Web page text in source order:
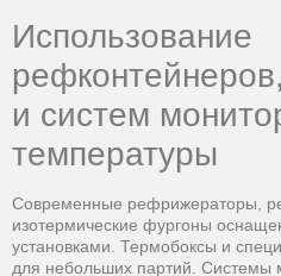
Использование
и систем
температуры
Современные рефрижераторы,
изотермические фургоны
установками. Термобоксы и
для небольших партий. Системы